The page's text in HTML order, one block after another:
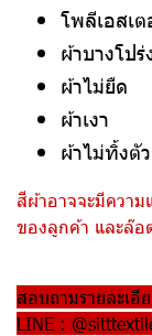
โพลีเอสเ
ผ้าบางโปร่
ผ้าไม่ยืด
ผ้าเงา
ผ้าไม่ทิ้งตัว
สีผ้าอาจจะมีควา
ของลูกค้า และล๊อ
สอบถามรายละเ
LINE :